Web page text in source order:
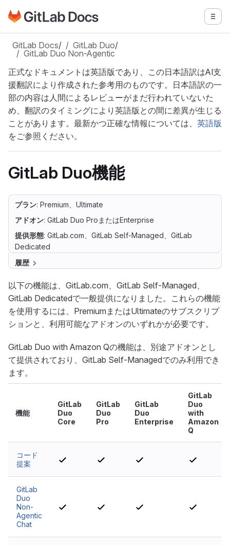
メインコンテンツにスキップ
GitLabドキュメントのホームページに移動 メニ
GitLab Docs/ GitLab Duo/
GitLab Duo Non-Agentic
正式なドキュメントは英語版であり、この日本語訳はAI支
援翻訳により作成された参考用のものです。日本語訳の一
部の内容は人間によるレビューがまだ行われていないた
め、翻訳のタイミングにより英語版との間に差異が生じる
ことがあります。最新かつ正確な情報については、 英語版
をご参照ください。
GitLab Duo機能
プラン: Premium、Ultimate
アドオン: GitLab Duo ProまたはEnterprise
提供形態: GitLab.com、GitLab Self-Managed、GitLab
Dedicated
履歴
以下の機能は、GitLab.com、GitLab Self-Managed、
GitLab Dedicatedで一般提供になりました。これらの機能
を使用するには、PremiumまたはUltimateのサブスクリプ
ションと、利用可能なアドオンのいずれかが必要です。
GitLab Duo with Amazon Qの機能は、別途アドオンとし
て提供されており、GitLab Self-Managedでのみ利用でき
ます。
機能
GitLab
Duo
Core
GitLab
Duo
Pro
GitLab
Duo
Enterprise
GitLab
Duo
with
Amazon
Q
コード
提案
GitLab
Duo
Non-
Agentic
Chat